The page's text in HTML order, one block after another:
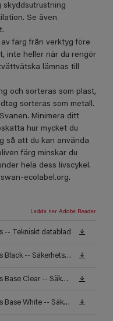
skyddsutrustning
Se även
färg från verktyg före
inte heller när du rengör
lämnas till
och sorteras som plast,
sorteras som metall.
Minimera ditt
hur mycket du
så att du kan använda
färg minskar du
hela dess livscykel.
ecolabel.org.
Ladda ner Adobe Reader
-- Tekniskt datablad
Sadolin Interior Wood Semi Gloss Black -- Säkerhetsdatablad
Sadolin Interior Wood Semi Gloss Base Clear -- Säkerhetsdatablad
Sadolin Interior Wood Semi Gloss Base White -- Säkerhetsdatablad